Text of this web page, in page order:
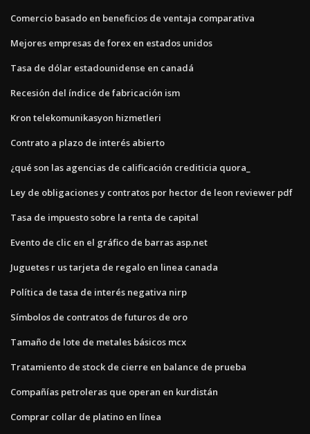
Comercio basado en beneficios de ventaja comparativa
Mejores empresas de forex en estados unidos
Tasa de dólar estadounidense en canadá
Recesión del índice de fabricación ism
Kron telekomunikasyon hizmetleri
Contrato a plazo de interés abierto
¿qué son las agencias de calificación crediticia quora_
Ley de obligaciones y contratos por hector de leon reviewer pdf
Tasa de impuesto sobre la renta de capital
Evento de clic en el gráfico de barras asp.net
Juguetes r us tarjeta de regalo en linea canada
Política de tasa de interés negativa nirp
Símbolos de contratos de futuros de oro
Tamaño de lote de metales básicos mcx
Tratamiento de stock de cierre en balance de prueba
Compañías petroleras que operan en kurdistán
Comprar collar de platino en línea